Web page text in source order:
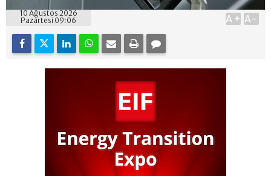
10 Ağustos 2026
Pazartesi 09:06
A+ A-